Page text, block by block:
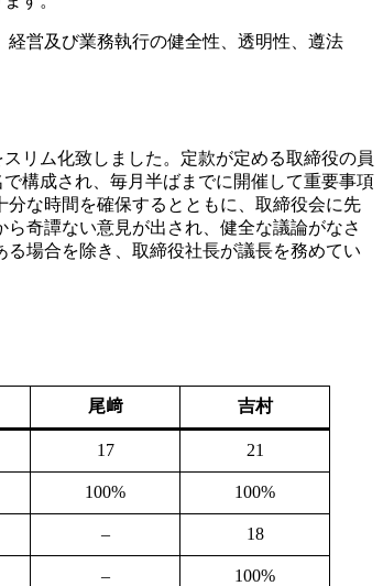
営及び業務執行の健全性、透明性、遵法
リム化致しました。定款が定める取締役の員
構成され、毎月半ばまでに開催して重要事項
な時間を確保するとともに、取締役会に先
奇譚ない意見が出され、健全な議論がなさ
場合を除き、取締役社長が議長を務めてい
尾﨑 吉村
17 21
100% 100%
– 18
– 100%